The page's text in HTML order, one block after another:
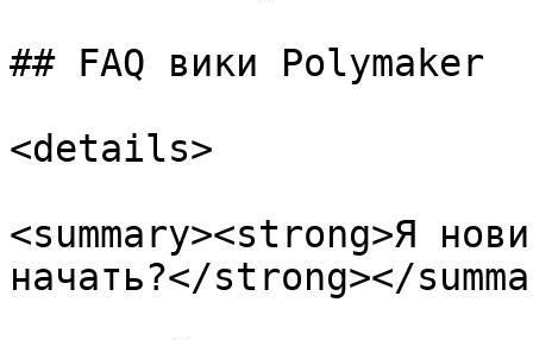
## FAQ вики Polymaker
<details>
<summary><strong>Я
начать?</strong></